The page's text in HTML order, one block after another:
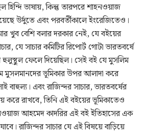
হিন্দি ভাষায়, কিন্তু তারপরে শাহনওয়াজ
উর্দুতে এবং পরবর্তীকালে ইংরেজিতেও।
খুব বেশি বলার দরকার নেই, যে বইয়ের
যে সাচার কমিটির রিপোর্ট গোটা ভারতবর্ষে
হুলুস্থুল ফেলে দিয়েছিল। সেই বই যে মুসলিম
মুসলমানদের ভূমিকার উপর আলাদা করে
এবং রাজিন্দর সাচার, ভারতবর্ষের
করে রাখবে, তিনি এই বইয়ের ভূমিকাতেও
আহমেদ কাদরির এই বই ইতিহাসের এক
রাজিন্দর সাচার যে এই বিষয়ে বাড়িয়ে